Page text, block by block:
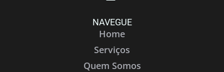
NAVEGUE
Home
Serviços
Quem Somos